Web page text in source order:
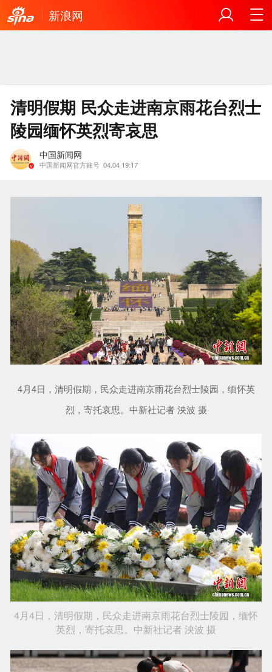
新浪网
清明假期 民众走进南京雨花台烈士
陵园缅怀英烈寄哀思
中国新闻网
中国新闻网官方账号 04.04 19:17
4月4日，清明假期，民众走进南京雨花台烈士陵园，缅怀英
烈，寄托哀思。中新社记者 泱波 摄
4月4日，清明假期，民众走进南京雨花台烈士陵园，缅怀
英烈，寄托哀思。中新社记者 泱波 摄